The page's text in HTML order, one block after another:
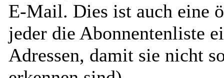
E-Mail. Dies ist auch eine
jeder die Abonnentenliste
Adressen, damit sie nicht